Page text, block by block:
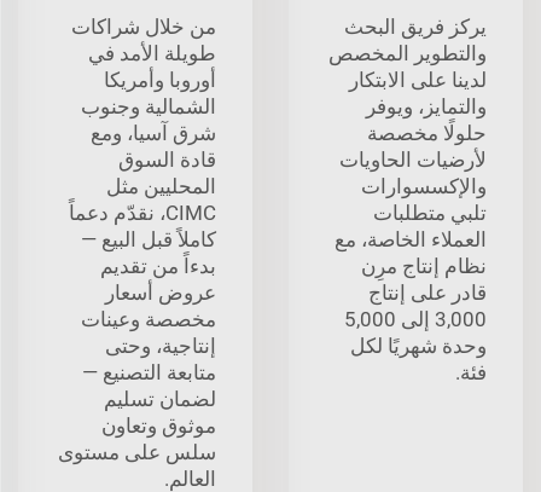
يركز فريق البحث
والتطوير المخصص
لدينا على الابتكار
والتمايز، ويوفر
حلولًا مخصصة
لأرضيات الحاويات
والإكسسوارات
تلبي متطلبات
العملاء الخاصة، مع
نظام إنتاج مرِن
قادر على إنتاج
3,000 إلى 5,000
وحدة شهريًا لكل
فئة.
من خلال شراكات
طويلة الأمد في
أوروبا وأمريكا
الشمالية وجنوب
شرق آسيا، ومع
قادة السوق
المحليين مثل
CIMC، نقدّم دعماً
كاملاً قبل البيع —
بدءاً من تقديم
عروض أسعار
مخصصة وعينات
إنتاجية، وحتى
متابعة التصنيع —
لضمان تسليم
موثوق وتعاون
سلس على مستوى
العالم.